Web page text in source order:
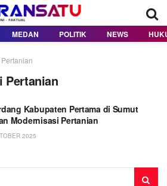
MEDAN POLITIK NEWS
Pertanian
Kabupaten Pertama di Sumut
Modernisasi Pertanian
2025